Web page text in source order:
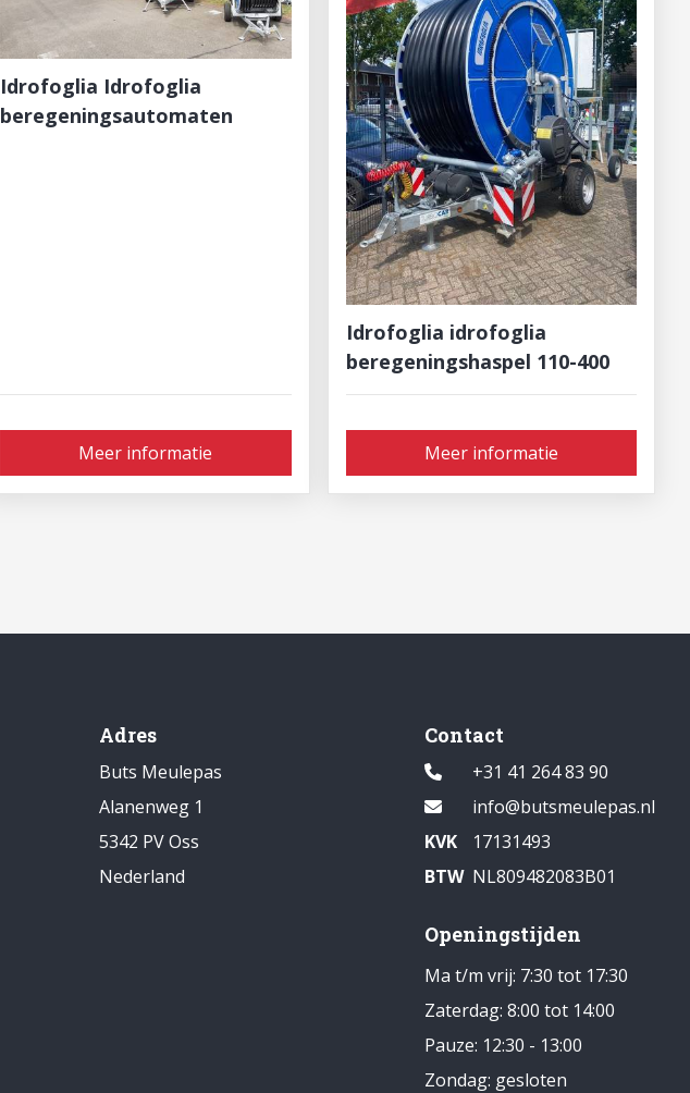
Idrofoglia Idrofoglia
beregeningsautomaten
Meer informatie
Idrofoglia idrofoglia
beregeningshaspel 110-400
Meer informatie
Adres
Buts Meulepas
Alanenweg 1
5342 PV Oss
Nederland
Contact
+31 41 264 83 90
info@butsmeulepas.nl
KVK
17131493
BTW NL809482083B01
Openingstijden
Ma t/m vrij: 7:30 tot 17:30
Zaterdag: 8:00 tot 14:00
Pauze: 12:30 - 13:00
Zondag: gesloten